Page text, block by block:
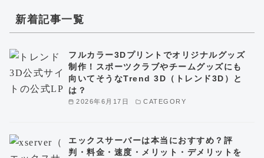
新着記事一覧
2026年6月17日 CATEGORY
フルカラー3Dプリントでオリジナルグッズ
制作！スポーツクラブやチームグッズにも
向いてそうなTrend 3D（トレンド3D）と
は？
エックスサーバーは本当におすすめ？評
判・料金・速度・メリット・デメリットを